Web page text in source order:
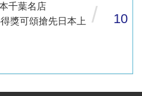
千葉名店
獎可頌搶先日本上
/ 10